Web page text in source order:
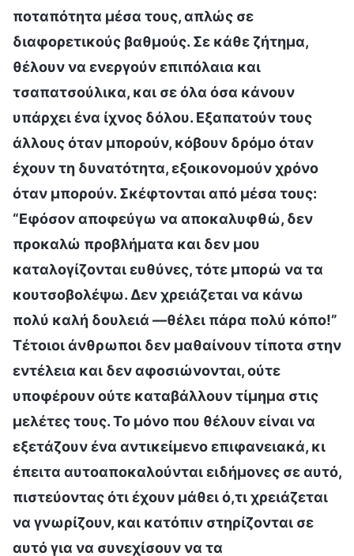
ποταπότητα μέσα τους, απλώς σε
διαφορετικούς βαθμούς. Σε κάθε ζήτημα,
θέλουν να ενεργούν επιπόλαια και
τσαπατσούλικα, και σε όλα όσα κάνουν
υπάρχει ένα ίχνος δόλου. Εξαπατούν τους
άλλους όταν μπορούν, κόβουν δρόμο όταν
έχουν τη δυνατότητα, εξοικονομούν χρόνο
όταν μπορούν. Σκέφτονται από μέσα τους:
“Εφόσον αποφεύγω να αποκαλυφθώ, δεν
προκαλώ προβλήματα και δεν μου
καταλογίζονται ευθύνες, τότε μπορώ να τα
κουτσοβολέψω. Δεν χρειάζεται να κάνω
πολύ καλή δουλειά —θέλει πάρα πολύ κόπο!”
Τέτοιοι άνθρωποι δεν μαθαίνουν τίποτα στην
εντέλεια και δεν αφοσιώνονται, ούτε
υποφέρουν ούτε καταβάλλουν τίμημα στις
μελέτες τους. Το μόνο που θέλουν είναι να
εξετάζουν ένα αντικείμενο επιφανειακά, κι
έπειτα αυτοαποκαλούνται ειδήμονες σε αυτό,
πιστεύοντας ότι έχουν μάθει ό,τι χρειάζεται
να γνωρίζουν, και κατόπιν στηρίζονται σε
αυτό για να συνεχίσουν να τα